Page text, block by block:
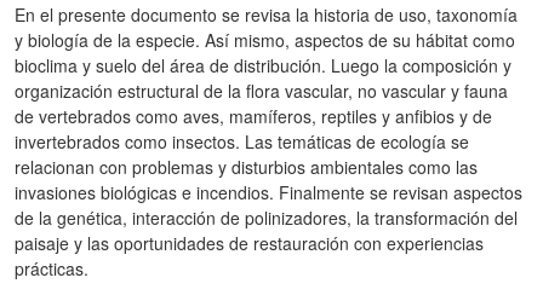
En el presente documento se revisa la historia de uso, taxonomía
y biología de la especie. Así mismo, aspectos de su hábitat como
bioclima y suelo del área de distribución. Luego la composición y
organización estructural de la flora vascular, no vascular y fauna
de vertebrados como aves, mamíferos, reptiles y anfibios y de
invertebrados como insectos. Las temáticas de ecología se
relacionan con problemas y disturbios ambientales como las
invasiones biológicas e incendios. Finalmente se revisan aspectos
de la genética, interacción de polinizadores, la transformación del
paisaje y las oportunidades de restauración con experiencias
prácticas.